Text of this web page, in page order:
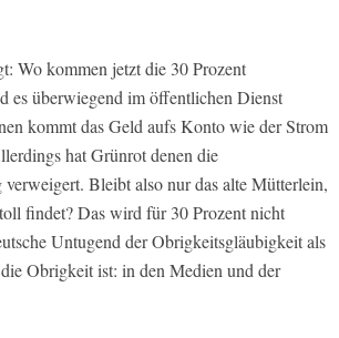
Wo kommen jetzt die 30 Prozent
es überwiegend im öffentlichen Dienst
kommt das Geld aufs Konto wie der Strom
hat Grünrot denen die
Bleibt also nur das alte Mütterlein,
findet? Das wird für 30 Prozent nicht
Untugend der Obrigkeitsgläubigkeit als
Obrigkeit ist: in den Medien und der